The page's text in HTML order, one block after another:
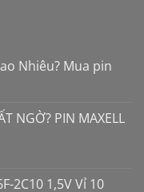
Nhiêu? Mua pin
NGỜ? PIN MAXELL
2C10 1,5V Vỉ 10